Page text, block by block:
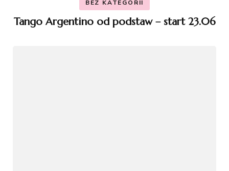
BEZ KATEGORII
Tango Argentino od podstaw – start 23.06